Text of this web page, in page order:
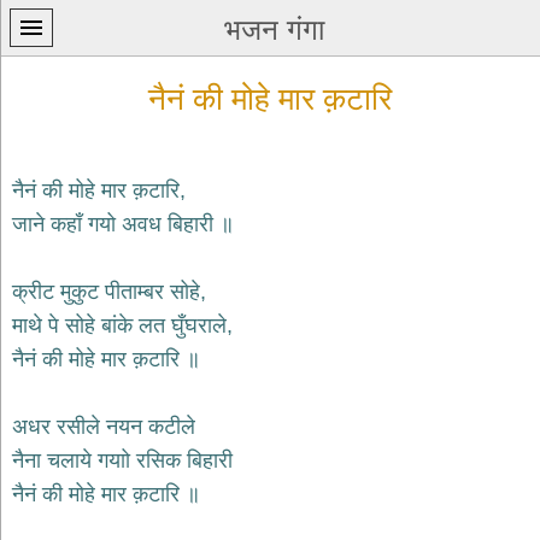
भजन गंगा
प्रथम
home
कृष्ण
भजन
krishna
शिव
भजन
bhajans
नैनं की मोहे मार क़टारि
नैनं की मोहे मार क़टारि,
जाने कहाँ गयो अवध बिहारी ॥
क्रीट मुकुट पीताम्बर सोहे,
माथे पे सोहे बांके लत घुँघराले,
नैनं की मोहे मार क़टारि ॥
अधर रसीले नयन कटीले
नैना चलाये गयाो रसिक बिहारी
नैनं की मोहे मार क़टारि ॥